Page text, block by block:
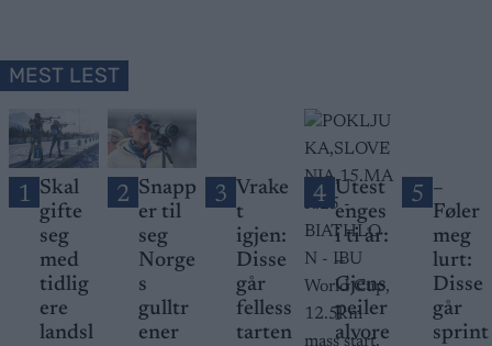
MEST LEST
1 Skal
gifte
seg
med
tidlig
ere
landsl
2 Snapp
er til
seg
Norge
s
gulltr
ener
3 Vrake
t
igjen:
Disse
går
felless
tarten
4 Utest
enges
i ti år:
–
Gjens
peiler
alvore
5 –
Føler
meg
lurt:
Disse
går
sprint